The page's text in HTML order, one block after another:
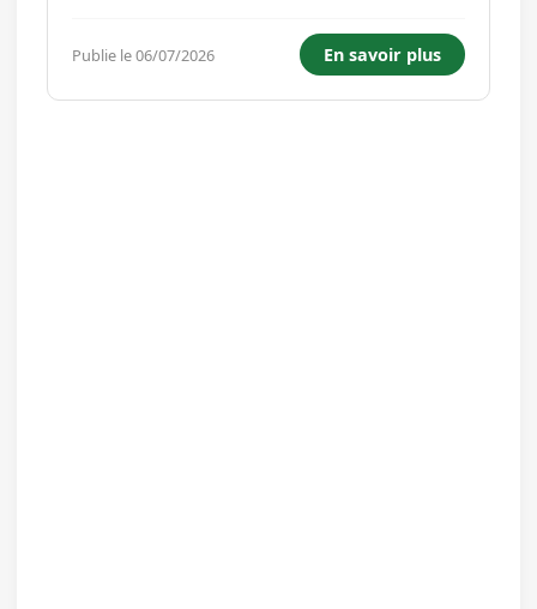
plusieurs communes du vignoble d'Arbois.
Nous recrutons : 16 Coupeurs (H/F) 4 Porteurs
(H/F) Période des vend...
Publie le 06/07/2026 En savoir plus